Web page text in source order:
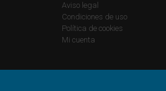
Aviso legal
Condiciones de uso
Política de cookies
Mi cuenta